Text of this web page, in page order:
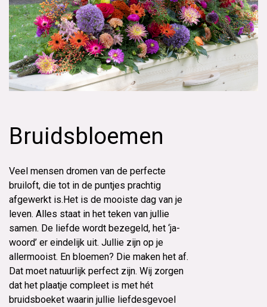
Bruidsbloemen
Veel mensen dromen van de perfecte
bruiloft, die tot in de puntjes prachtig
afgewerkt is.Het is de mooiste dag van je
leven. Alles staat in het teken van jullie
samen. De liefde wordt bezegeld, het ‘ja-
woord’ er eindelijk uit. Jullie zijn op je
allermooist. En bloemen? Die maken het af.
Dat moet natuurlijk perfect zijn. Wij zorgen
dat het plaatje compleet is met hét
bruidsboeket waarin jullie liefdesgevoel